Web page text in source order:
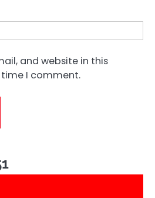
and website in this
I comment.